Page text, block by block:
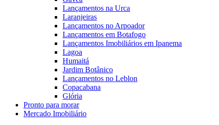
Lançamentos na Urca
Laranjeiras
Lançamentos no Arpoador
Lançamentos em Botafogo
Lançamentos Imobiliários em Ipanema
Lagoa
Humaitá
Jardim Botânico
Lançamentos no Leblon
Copacabana
Glória
Pronto para morar
Mercado Imobiliário